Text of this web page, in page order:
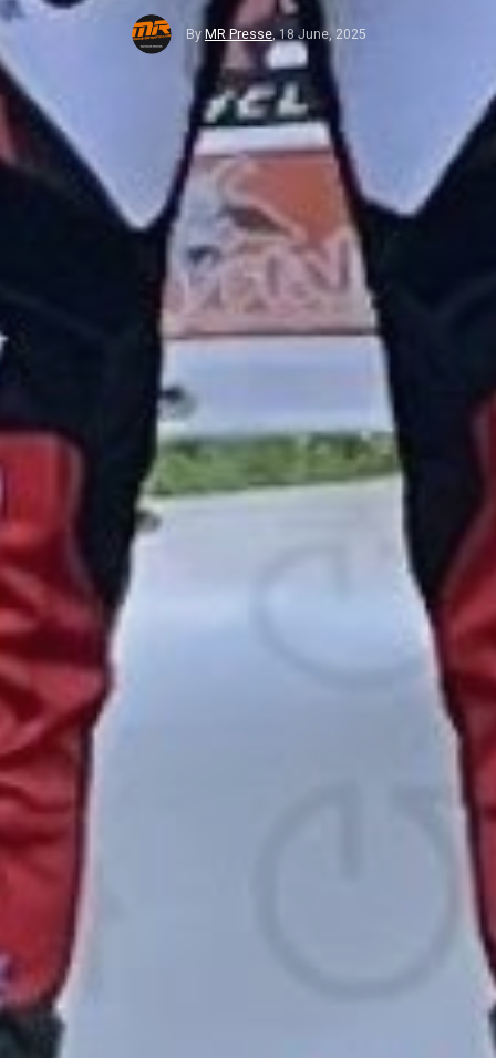
By MR Presse,18 June, 2025